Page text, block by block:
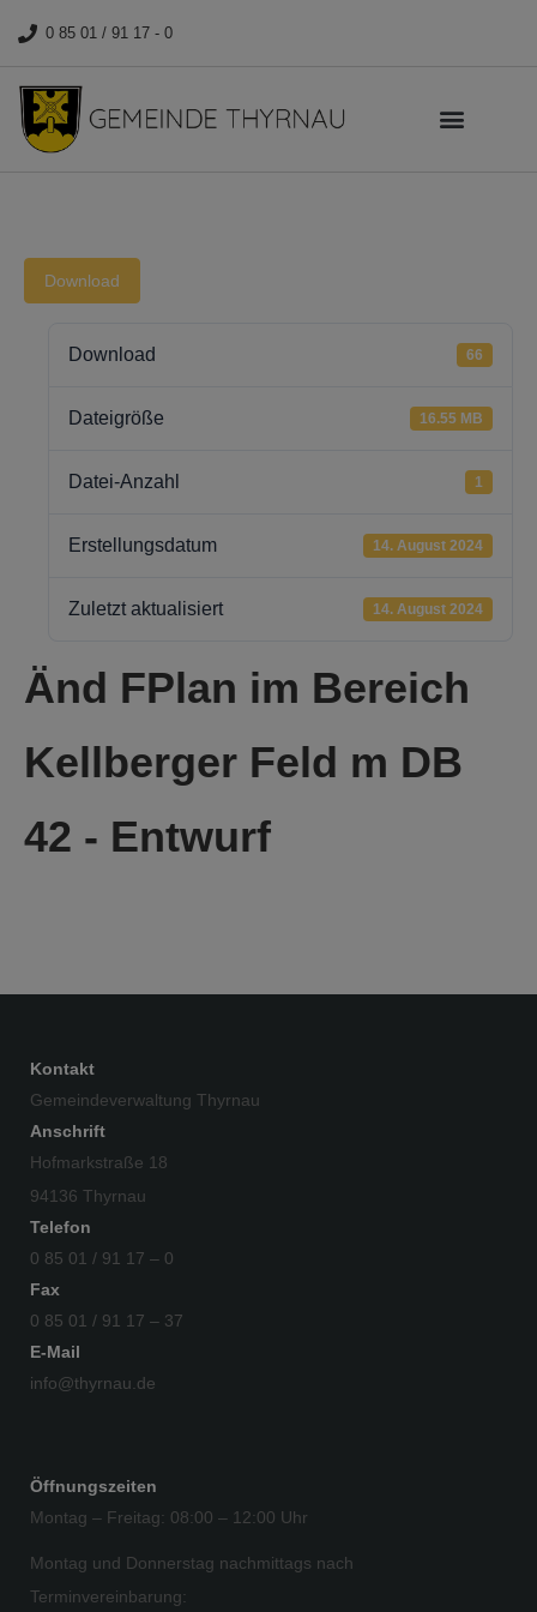
0 85 01 / 91 17 - 0
Download
Download 66
Dateigröße 16.55 MB
Datei-Anzahl 1
Erstellungsdatum 14. August 2024
Zuletzt aktualisiert 14. August 2024
Änd FPlan im Bereich
Kellberger Feld m DB
42 - Entwurf
Kontakt
Gemeindeverwaltung Thyrnau
Anschrift
Hofmarkstraße 18
94136 Thyrnau
Telefon
0 85 01 / 91 17 – 0
Fax
0 85 01 / 91 17 – 37
E-Mail
info@thyrnau.de
Öffnungszeiten
Montag – Freitag: 08:00 – 12:00 Uhr
Montag und Donnerstag nachmittags nach
Terminvereinbarung: